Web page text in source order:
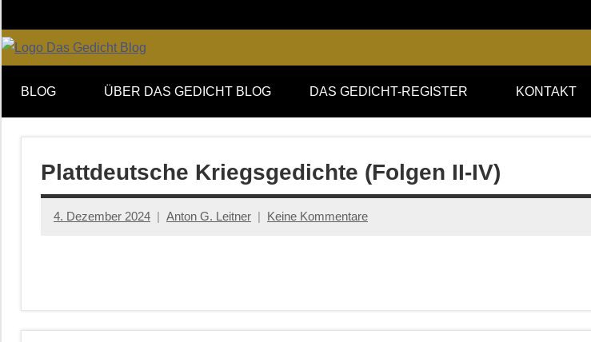
Inhalt
springen
DAS
GEDICHT
blog
von
DAS
GEDICHT.
Zeitschrift
für
Lyrik,
Essay
BLOG ÜBER DAS GEDICHT BLOG DAS GEDICHT-REGISTER KONTAKT
Plattdeutsche Kriegsgedichte (Folgen II-IV)
4. Dezember 2024 Anton G. Leitner Keine Kommentare